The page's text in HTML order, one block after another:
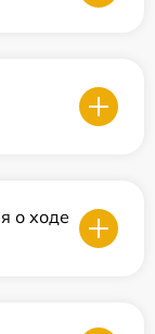
о ходе